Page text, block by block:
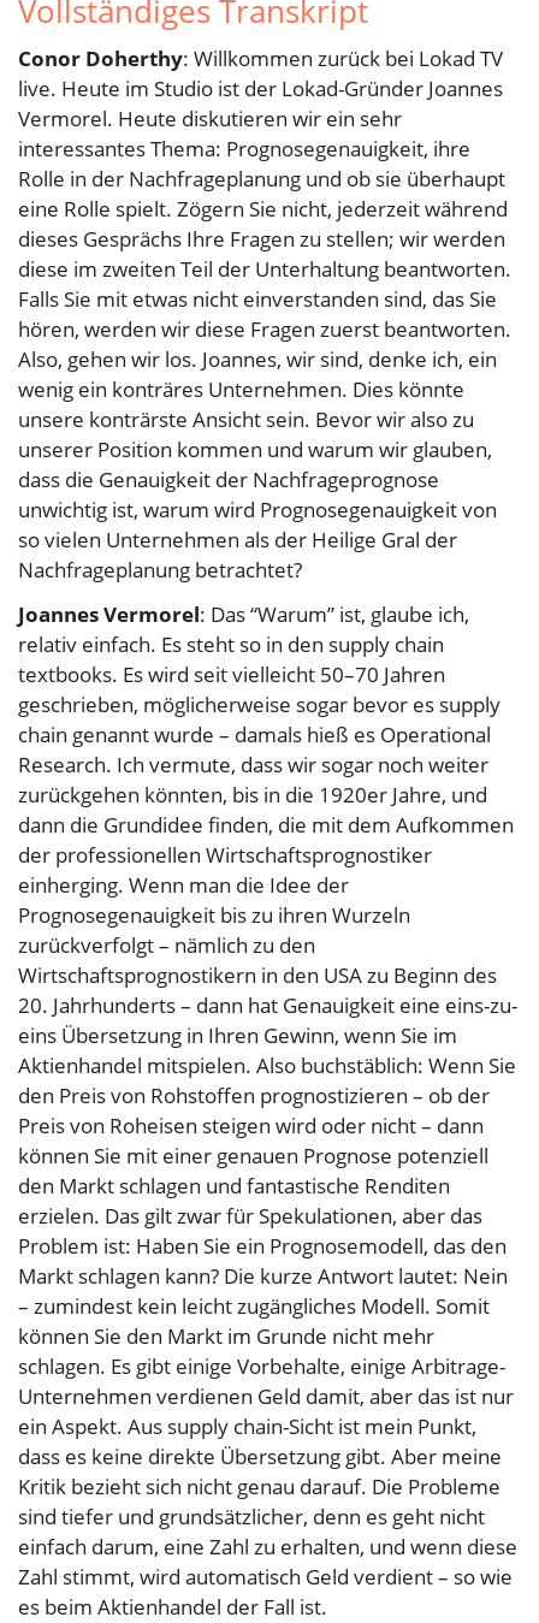
Vollständiges Transkript
Conor Doherthy: Willkommen zurück bei Lokad TV
live. Heute im Studio ist der Lokad-Gründer Joannes
Vermorel. Heute diskutieren wir ein sehr
interessantes Thema: Prognosegenauigkeit, ihre
Rolle in der Nachfrageplanung und ob sie überhaupt
eine Rolle spielt. Zögern Sie nicht, jederzeit während
dieses Gesprächs Ihre Fragen zu stellen; wir werden
diese im zweiten Teil der Unterhaltung beantworten.
Falls Sie mit etwas nicht einverstanden sind, das Sie
hören, werden wir diese Fragen zuerst beantworten.
Also, gehen wir los. Joannes, wir sind, denke ich, ein
wenig ein konträres Unternehmen. Dies könnte
unsere konträrste Ansicht sein. Bevor wir also zu
unserer Position kommen und warum wir glauben,
dass die Genauigkeit der Nachfrageprognose
unwichtig ist, warum wird Prognosegenauigkeit von
so vielen Unternehmen als der Heilige Gral der
Nachfrageplanung betrachtet?
Joannes Vermorel: Das “Warum” ist, glaube ich,
relativ einfach. Es steht so in den supply chain
textbooks. Es wird seit vielleicht 50–70 Jahren
geschrieben, möglicherweise sogar bevor es supply
chain genannt wurde – damals hieß es Operational
Research. Ich vermute, dass wir sogar noch weiter
zurückgehen könnten, bis in die 1920er Jahre, und
dann die Grundidee finden, die mit dem Aufkommen
der professionellen Wirtschaftsprognostiker
einherging. Wenn man die Idee der
Prognosegenauigkeit bis zu ihren Wurzeln
zurückverfolgt – nämlich zu den
Wirtschaftsprognostikern in den USA zu Beginn des
20. Jahrhunderts – dann hat Genauigkeit eine eins-zu-
eins Übersetzung in Ihren Gewinn, wenn Sie im
Aktienhandel mitspielen. Also buchstäblich: Wenn Sie
den Preis von Rohstoffen prognostizieren – ob der
Preis von Roheisen steigen wird oder nicht – dann
können Sie mit einer genauen Prognose potenziell
den Markt schlagen und fantastische Renditen
erzielen. Das gilt zwar für Spekulationen, aber das
Problem ist: Haben Sie ein Prognosemodell, das den
Markt schlagen kann? Die kurze Antwort lautet: Nein
– zumindest kein leicht zugängliches Modell. Somit
können Sie den Markt im Grunde nicht mehr
schlagen. Es gibt einige Vorbehalte, einige Arbitrage-
Unternehmen verdienen Geld damit, aber das ist nur
ein Aspekt. Aus supply chain-Sicht ist mein Punkt,
dass es keine direkte Übersetzung gibt. Aber meine
Kritik bezieht sich nicht genau darauf. Die Probleme
sind tiefer und grundsätzlicher, denn es geht nicht
einfach darum, eine Zahl zu erhalten, und wenn diese
Zahl stimmt, wird automatisch Geld verdient – so wie
es beim Aktienhandel der Fall ist.